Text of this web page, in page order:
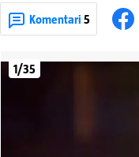
Komentari 5
1/35